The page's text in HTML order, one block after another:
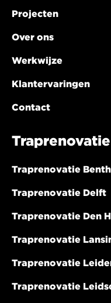
Projecten
Over ons
Werkwijze
Klantervaringen
Contact
Traprenovatie
Traprenovatie Delft
Traprenovatie Den
Traprenovatie
Traprenovatie
Traprenovatie